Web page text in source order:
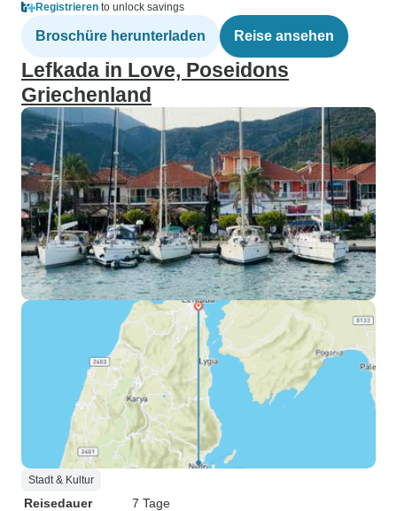
Registrieren to unlock savings
Broschüre herunterladen Reise ansehen
Lefkada in Love, Poseidons
Griechenland
Stadt & Kultur
Reisedauer
7 Tage